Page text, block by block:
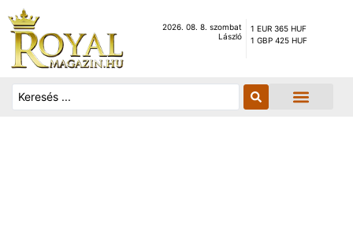
2026. 08. 8. szombat
László
1 EUR 365 HUF
1 GBP 425 HUF